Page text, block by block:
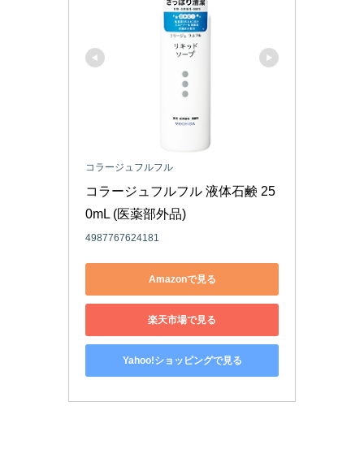
コラージュフルフル
コラージュフルフル 液体石鹸 25
0mL (医薬部外品)
4987767624181
Amazonで見る
楽天市場で見る
Yahoo!ショッピングで見る